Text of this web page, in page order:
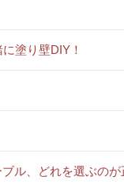
塗り壁DIY！
ル、どれを選ぶの